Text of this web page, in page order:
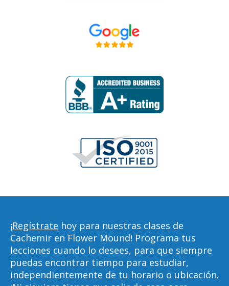
¡Regístrate hoy para nuestras clases de
Cachemir en Flower Mound! Programa tus
lecciones cuando lo desees, para que siempre
puedas encontrar tiempo para estudiar,
independientemente de tu horario o ubicación.